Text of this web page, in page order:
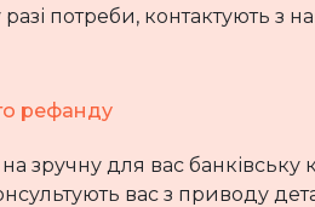
разі потреби, контактують
рефанду
зручну для вас банківську
вас з приводу